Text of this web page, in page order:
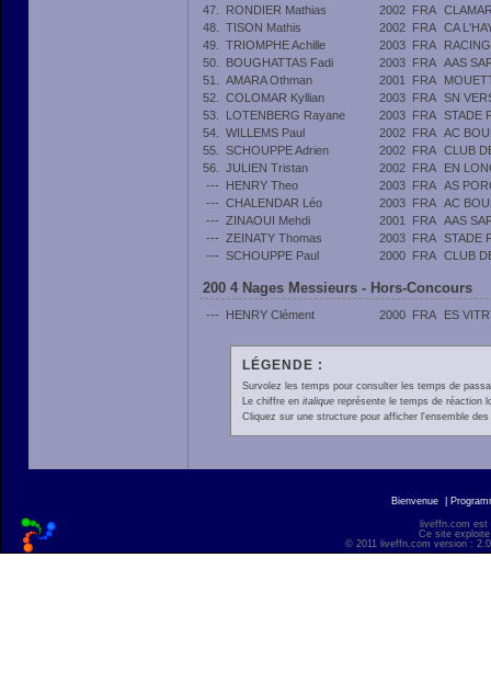
47.
RONDIER Mathias 2002 FRA
48.
TISON Mathis 2002 FRA CA
49.
TRIOMPHE Achille 2003 FRA
50.
BOUGHATTAS Fadi 2003 FRA AAS
51.
AMARA Othman 2001 FRA
52.
COLOMAR Kyllian 2003 FRA SN
53.
LOTENBERG Rayane 2003 FRA STADE
54.
WILLEMS Paul 2002 FRA AC
55.
SCHOUPPE Adrien 2002 FRA CLUB
56.
JULIEN Tristan 2002 FRA
EN
---
HENRY Theo 2003 FRA AS
--- CHALENDAR Léo 2003 FRA AC
--- ZINAOUI Mehdi 2001 FRA AAS
--- ZEINATY Thomas 2003 FRA STADE
--- SCHOUPPE Paul 2000 FRA CLUB
200 4 Nages Messieurs - Hors-Concours
--- HENRY Clément 2000 FRA ES
LÉGENDE :
Survolez les temps pour consulter les temps de
Le chiffre en italiquereprésente le temps de réaction
Cliquez sur une structure pour afficher l'ensemble
Bienvenue
liveffn.com est
Ce site
© 2011 liveffn.com version :